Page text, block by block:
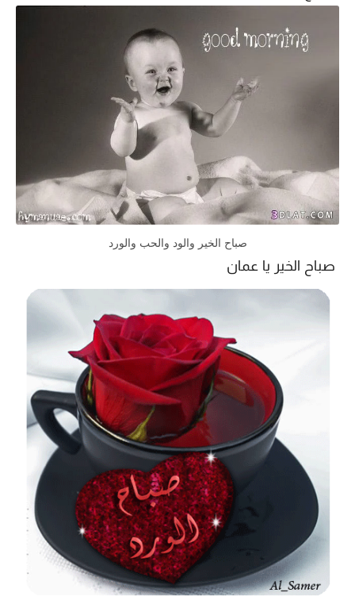
صباح الخير والود والحب والورد
صباح الخير يا عمان